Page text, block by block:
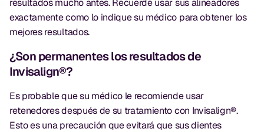
exactamente como lo indique su médico para obtener los
mejores resultados.
¿Son permanentes los resultados de
Invisalign®?
Es probable que su médico le recomiende usar
retenedores después de su tratamiento con Invisalign®.
Esto es una precaución que evitará que sus dientes